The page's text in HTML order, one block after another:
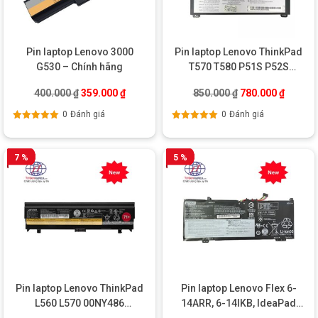
Pin laptop Lenovo 3000
G530 – Chính hãng
400.000₫ Giá gốc là: 400.000 ₫.
359.000₫Giá hiện tại là: 359.000 ₫.
0 Đánh giá
Pin laptop Lenovo ThinkPad
T570 T580 P51S P52S
850.000₫ Giá gốc là:
780.000₫Giá
0 Đánh giá
7 %
Pin laptop Lenovo ThinkPad
L560 L570 00NY486
5 %
Pin laptop Lenovo Flex 6-
14ARR, 6-14IKB, IdeaPad